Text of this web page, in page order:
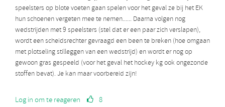
speelsters op blote voeten gaan spelen voor het geval ze bij het EK
hun schoenen vergeten mee te nemen...... Daarna volgen nog
wedstrijden met 9 speelsters (stel dat er een paar zich verslapen),
wordt een scheidsrechter gevraagd een been te breken (hoe omgaan
met plotseling stilleggen van een wedstrijd) en wordt er nog op
gewoon gras gespeeld (voor het geval het hockey kg ook ongezonde
stoffen bevat). Je kan maar voorbereid zijn!
Log in om te reageren 8